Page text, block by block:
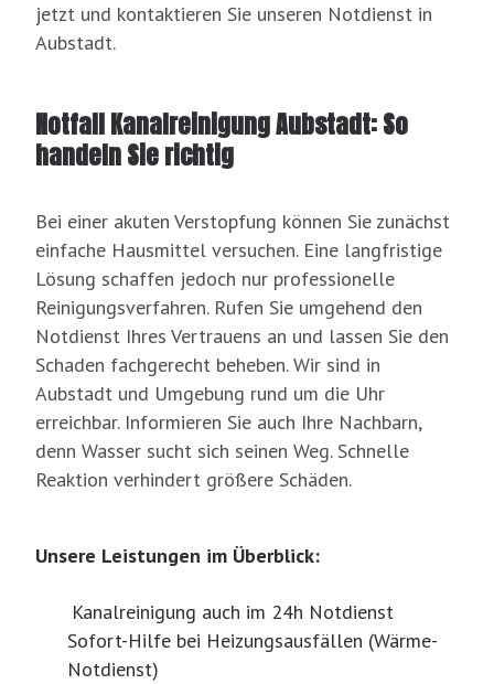
jetzt und kontaktieren Sie unseren Notdienst in
Aubstadt.
Notfall Kanalreinigung Aubstadt: So
handeln Sie richtig
Bei einer akuten Verstopfung können Sie zunächst
einfache Hausmittel versuchen. Eine langfristige
Lösung schaffen jedoch nur professionelle
Reinigungsverfahren. Rufen Sie umgehend den
Notdienst Ihres Vertrauens an und lassen Sie den
Schaden fachgerecht beheben. Wir sind in
Aubstadt und Umgebung rund um die Uhr
erreichbar. Informieren Sie auch Ihre Nachbarn,
denn Wasser sucht sich seinen Weg. Schnelle
Reaktion verhindert größere Schäden.
Unsere Leistungen im Überblick:
Kanalreinigung auch im 24h Notdienst
Sofort-Hilfe bei Heizungsausfällen (Wärme-
Notdienst)